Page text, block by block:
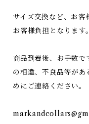
サイズ交換など、お
お客様負担となります。
商品到着後、お手数で
の相違、不良品等が
めにご連絡ください。